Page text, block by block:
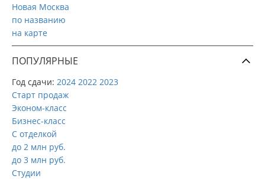
Новая Москва
по названию
на карте
ПОПУЛЯРНЫЕ
Год сдачи: 2024 2022 2023
Старт продаж
Эконом-класс
Бизнес-класс
С отделкой
до 2 млн руб.
до 3 млн руб.
Студии